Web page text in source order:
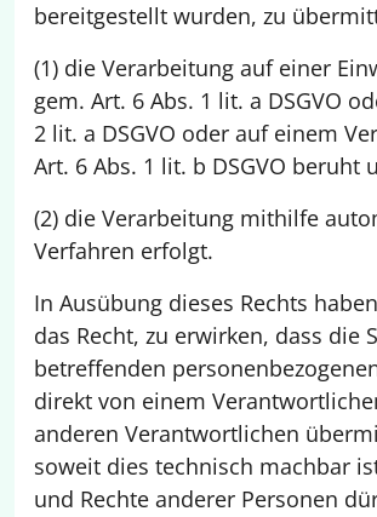
bereitgestellt wurden, zu
(1) die Verarbeitung auf einer
gem. Art. 6 Abs. 1 lit. a DSGVO
2 lit. a DSGVO oder auf einem
Art. 6 Abs. 1 lit. b DSGVO beruht
(2) die Verarbeitung mithilfe
Verfahren erfolgt.
In Ausübung dieses Rechts
das Recht, zu erwirken, dass die
betreffenden
direkt von einem
anderen Verantwortlichen
soweit dies technisch machbar
und Rechte anderer Personen